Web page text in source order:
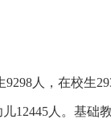
人，在校生
12445人。基